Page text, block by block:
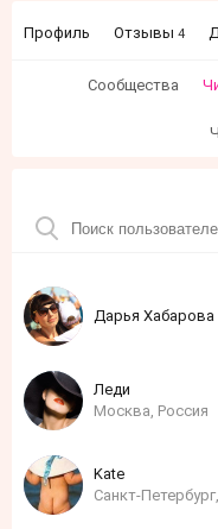
Профиль Отзывы 4
Сообщества
Дарья Хабарова
Леди
Москва, Россия
Kate
Санкт-